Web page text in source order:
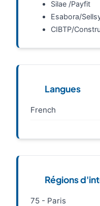
Silae /Payfit
Esabora/
CIBTP/
Langues
French
Régions
75 - Paris